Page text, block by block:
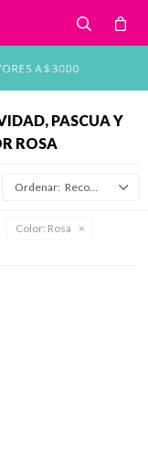
PASCUA Y
ROSA
Recomendados
Color: Rosa